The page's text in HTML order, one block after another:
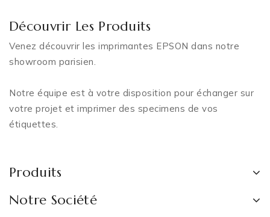
Découvrir Les Produits
Venez découvrir les imprimantes EPSON dans notre
showroom parisien.
Notre équipe est à votre disposition pour échanger sur
votre projet et imprimer des specimens de vos
étiquettes.
Produits
Notre Société